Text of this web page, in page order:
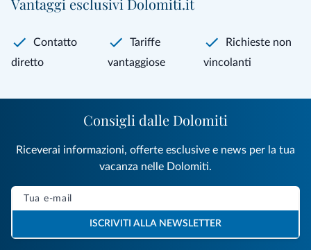
Vantaggi esclusivi Dolomiti.it
Contatto
diretto
Tariffe
vantaggiose
Richieste non
vincolanti
Consigli dalle Dolomiti
Riceverai informazioni, offerte esclusive e news per la tua
vacanza nelle Dolomiti.
ISCRIVITI ALLA NEWSLETTER